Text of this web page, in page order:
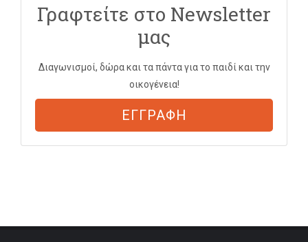
Γραφτείτε στο Newsletter
μας
Διαγωνισμοί, δώρα και τα πάντα για το παιδί και την
οικογένεια!
ΕΓΓΡΑΦΗ